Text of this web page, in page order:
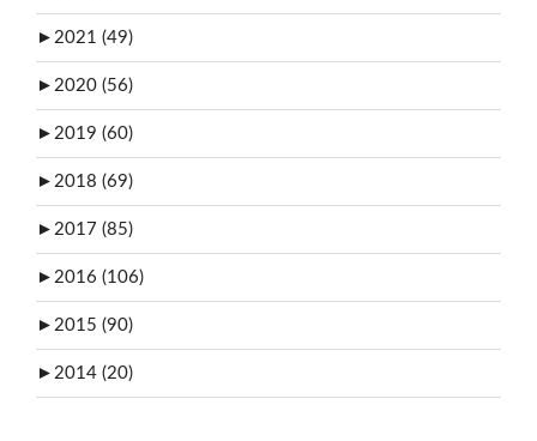
► 2021 (49)
► 2020 (56)
► 2019 (60)
► 2018 (69)
► 2017 (85)
► 2016 (106)
► 2015 (90)
► 2014 (20)